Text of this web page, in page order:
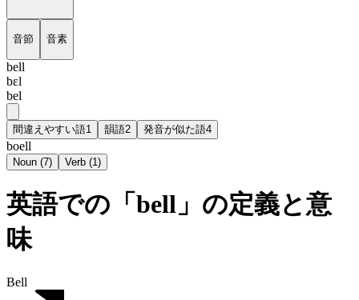
音節 音素
bell
bɛl
bel
間違えやすい語1 韻語2 発音が似た語4
boell
Noun (7) Verb (1)
英語での「bell」の定義と意
味
Bell